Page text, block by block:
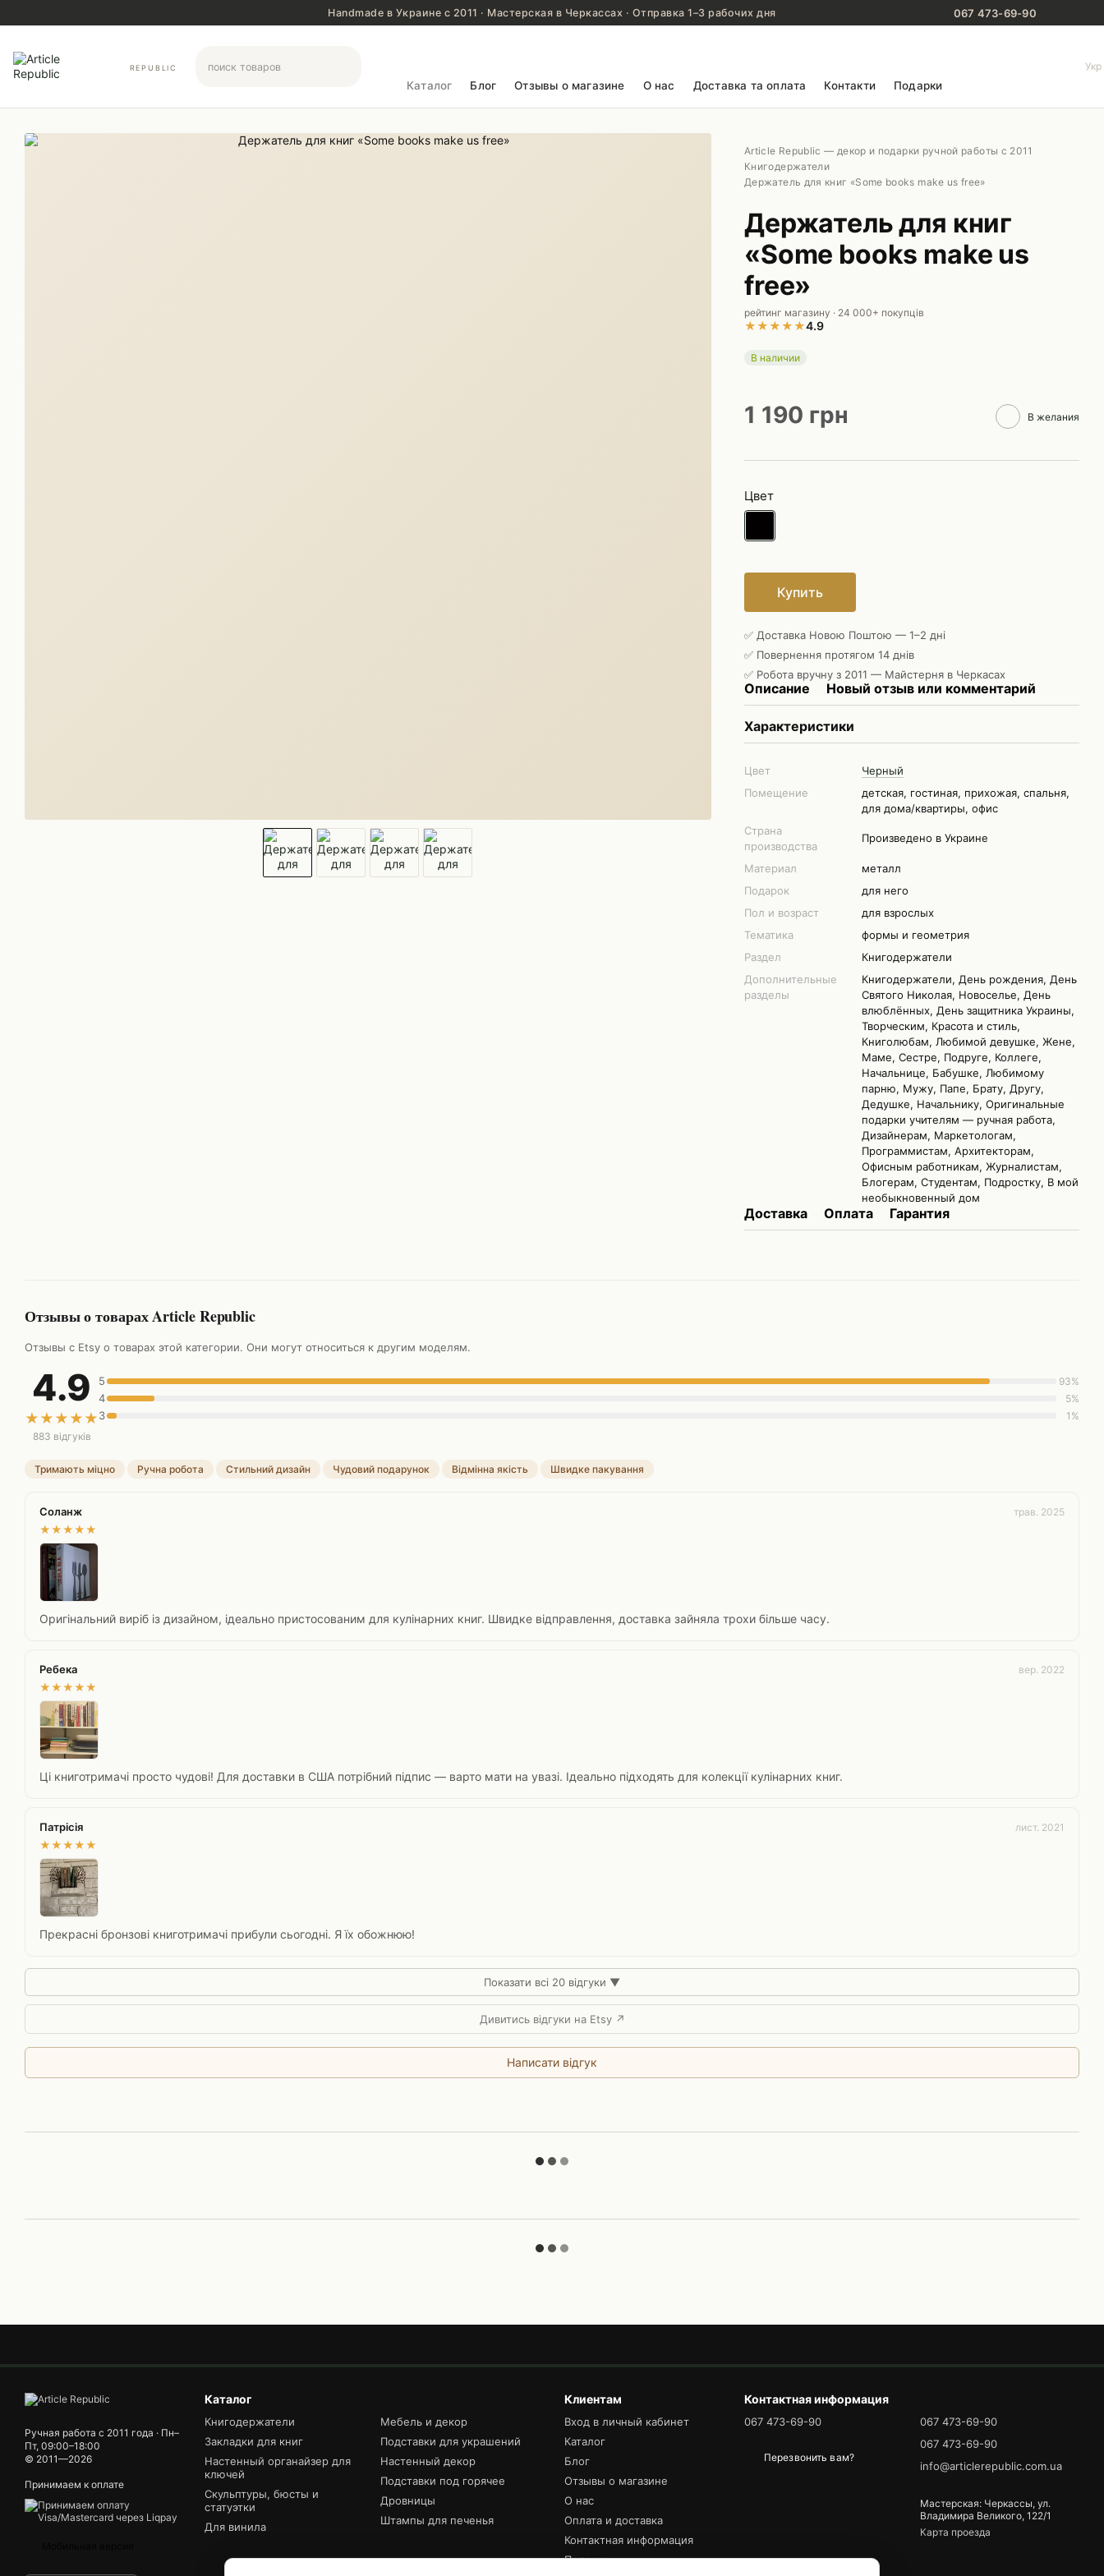
Handmade в Украине с 2011 · Мастерская в Черкассах · Отправка 1–3 рабочих дня 067 473-69-90
REPUBLIC
Каталог Блог Отзывы о магазине О нас Доставка та оплата Контакти Подарки
Укр
Article Republic — декор и подарки ручной работы с 2011
Книгодержатели
Держатель для книг «Some books make us free»
Держатель для книг
«Some books make us
free»
★★★★★4.9
рейтинг магазину · 24 000+ покупців
В наличии
1 190 грн В желания
Цвет
Купить
✅ Доставка Новою Поштою — 1–2 дні
✅ Повернення протягом 14 днів
✅ Робота вручну з 2011 — Майстерня в Черкасах
Описание Новый отзыв или комментарий
Характеристики
Цвет
Черный
Помещение
детская, гостиная, прихожая, спальня,
для дома/квартиры, офис
Страна
производства
Произведено в Украине
Материал
металл
Подарок
для него
Пол и возраст
для взрослых
Тематика
формы и геометрия
Раздел
Книгодержатели
Дополнительные
разделы
Книгодержатели, День рождения, День
Святого Николая, Новоселье, День
влюблённых, День защитника Украины,
Творческим, Красота и стиль,
Книголюбам, Любимой девушке, Жене,
Маме, Сестре, Подруге, Коллеге,
Начальнице, Бабушке, Любимому
парню, Мужу, Папе, Брату, Другу,
Дедушке, Начальнику, Оригинальные
подарки учителям — ручная работа,
Дизайнерам, Маркетологам,
Программистам, Архитекторам,
Офисным работникам, Журналистам,
Блогерам, Студентам, Подростку, В мой
необыкновенный дом
Доставка Оплата Гарантия
Отзывы о товарах Article Republic
Отзывы с Etsy о товарах этой категории. Они могут относиться к другим моделям.
4.9
★ ★ ★ ★ ★
883 відгуків
5 93%
4 5%
3 1%
Тримають міцно Ручна робота Стильний дизайн Чудовий подарунок Відмінна якість Швидке пакування
Соланж трав. 2025
★★★★★
Оригінальний виріб із дизайном, ідеально пристосованим для кулінарних книг. Швидке відправлення, доставка зайняла трохи більше часу.
Ребека вер. 2022
★★★★★
Ці книготримачі просто чудові! Для доставки в США потрібний підпис — варто мати на увазі. Ідеально підходять для колекції кулінарних книг.
Патрісія лист. 2021
★★★★★
Прекрасні бронзові книготримачі прибули сьогодні. Я їх обожнюю!
Показати всі 20 відгуки ▼
Дивитись відгуки на Etsy ↗
Написати відгук
Ручная работа с 2011 года · Пн–
Пт, 09:00–18:00
© 2011—2026
Принимаем к оплате
Каталог
Книгодержатели
Закладки для книг
Настенный органайзер для
ключей
Скульптуры, бюсты и
статуэтки
Для винила
Мебель и декор
Подставки для украшений
Настенный декор
Подставки под горячее
Дровницы
Штампы для печенья
Клиентам
Вход в личный кабинет
Каталог
Блог
Отзывы о магазине
О нас
Оплата и доставка
Контактная информация
Подарки
Контактная информация
067 473-69-90
Перезвонить вам?
067 473-69-90
067 473-69-90
info@articlerepublic.com.ua
Мастерская: Черкассы, ул.
Владимира Великого, 122/1
Карта проезда